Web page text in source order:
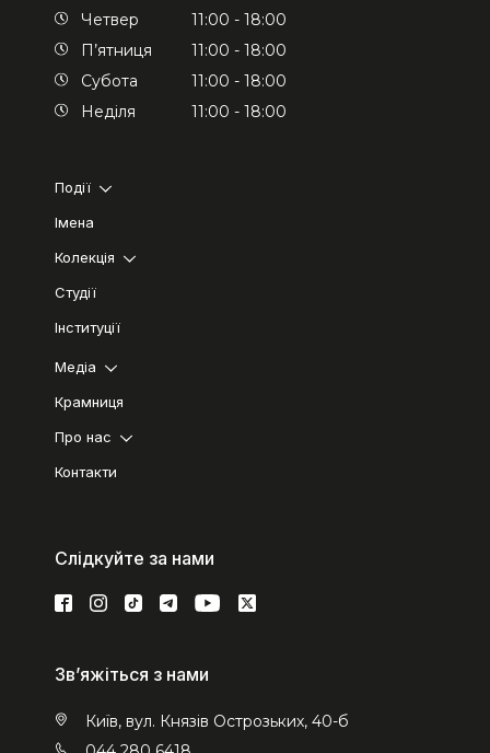
Четвер
П’ятниця
Субота
Неділя
11:00 - 18:00
11:00 - 18:00
11:00 - 18:00
11:00 - 18:00
Події
Імена
Колекція
Студії
Інституції
Медіа
Крамниця
Про нас
Контакти
Слідкуйте за нами
Зв’яжіться з нами
Київ, вул. Князів Острозьких, 40-б